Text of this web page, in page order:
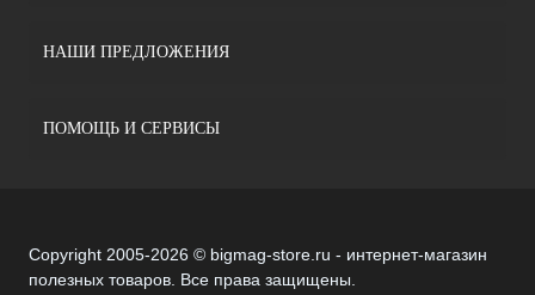
НАШИ ПРЕДЛОЖЕНИЯ
ПОМОЩЬ И СЕРВИСЫ
Copyright 2005-2026 © bigmag-store.ru - интернет-магазин
полезных товаров. Все права защищены.